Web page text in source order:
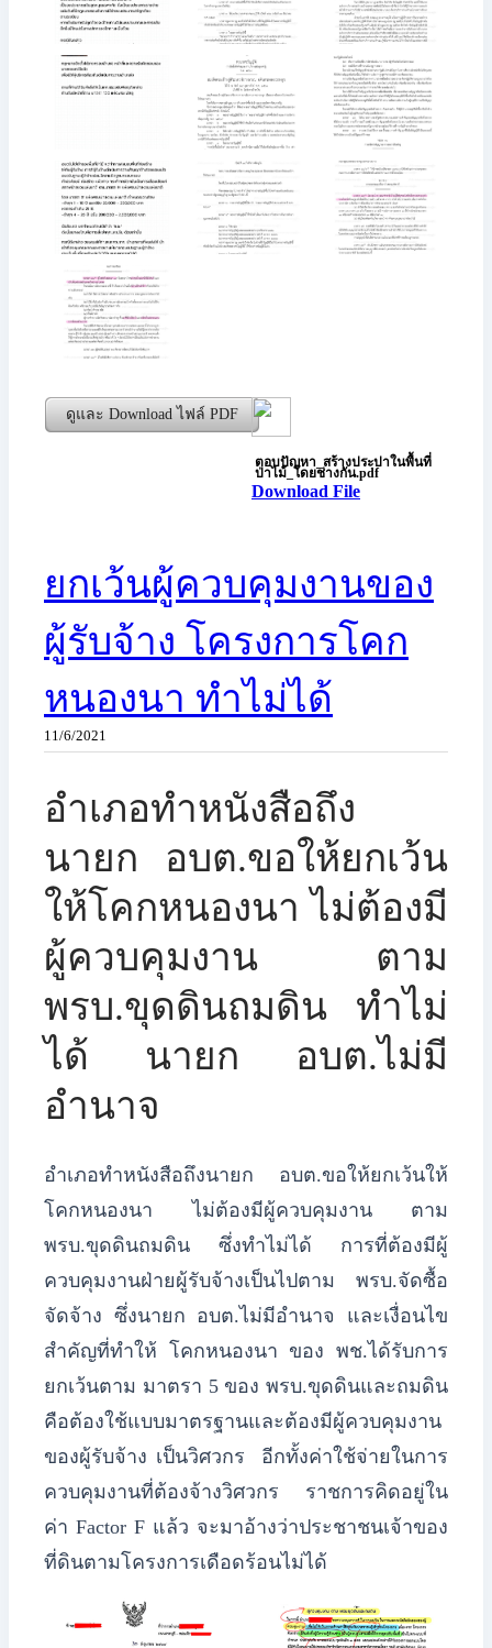
ดูและ Download ไฟล์ PDF
ตอบปัญหา_สร้างประปาในพื้นที่
ป่าไม้_โดยช่างกัน.pdf
Download File
ยกเว้นผู้ควบคุมงานของ
ผู้รับจ้าง โครงการโคก
หนองนา ทำไม่ได้
11/6/2021
​อำเภอทำหนังสือถึง
นายก อบต.ขอให้ยกเว้น
ให้โคกหนองนา ไม่ต้องมี
ผู้ควบคุมงาน ตาม
พรบ.ขุดดินถมดิน ทำไม่
ได้ นายก อบต.ไม่มี
อำนาจ
​อำเภอทำหนังสือถึงนายก อบต.ขอให้ยกเว้นให้
โคกหนองนา ไม่ต้องมีผู้ควบคุมงาน ตาม
พรบ.ขุดดินถมดิน ซึ่งทำไม่ได้ การที่ต้องมีผู้
ควบคุมงานฝ่ายผู้รับจ้างเป็นไปตาม พรบ.จัดซื้อ
จัดจ้าง ซึ่งนายก อบต.ไม่มีอำนาจ และเงื่อนไข
สำคัญที่ทำให้ โคกหนองนา ของ พช.ได้รับการ
ยกเว้นตาม มาตรา 5 ของ พรบ.ขุดดินและถมดิน
คือต้องใช้แบบมาตรฐานและต้องมีผู้ควบคุมงาน
ของผู้รับจ้าง เป็นวิศวกร อีกทั้งค่าใช้จ่ายในการ
ควบคุมงานที่ต้องจ้างวิศวกร ราชการคิดอยู่ใน
ค่า Factor F แล้ว จะมาอ้างว่าประชาชนเจ้าของ
ที่ดินตามโครงการเดือดร้อนไม่ได้